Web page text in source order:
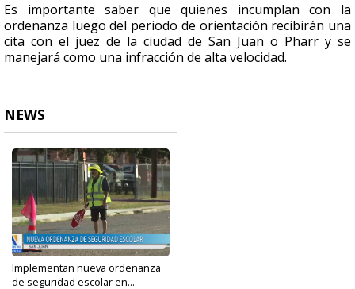
Es importante saber que quienes incumplan con la
ordenanza luego del periodo de orientación recibirán una
cita con el juez de la ciudad de San Juan o Pharr y se
manejará como una infracción de alta velocidad.
NEWS
Implementan nueva ordenanza
de seguridad escolar en...